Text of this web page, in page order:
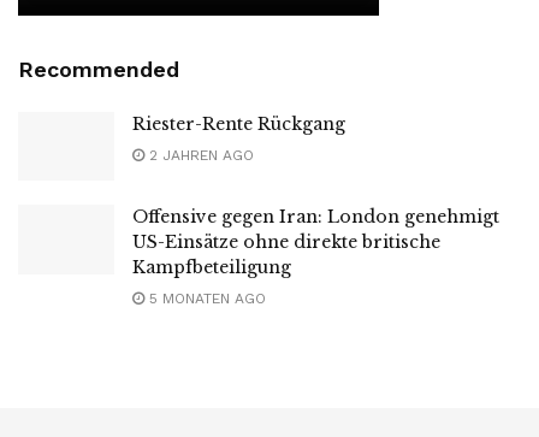
Recommended
Riester-Rente Rückgang
2 JAHREN AGO
Offensive gegen Iran: London genehmigt
US-Einsätze ohne direkte britische
Kampfbeteiligung
5 MONATEN AGO